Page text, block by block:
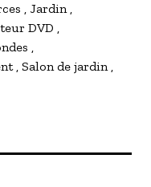
Jardin
DVD
Salon de jardin